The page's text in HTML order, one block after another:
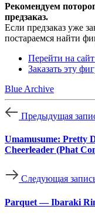
Рекомендуем
предзаказ.
Если предзаказ уже
постараемся найти
Перейти на
Заказать эту
Blue Archive
Предыдущая
Umamusume:
Cheerleader (Phat
Следующая
Parquet — Ibaraki